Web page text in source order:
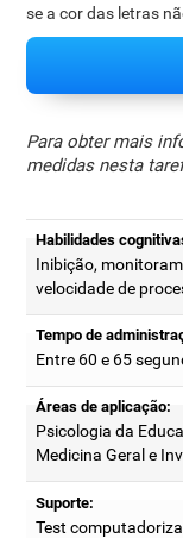
se a cor das letras
Para obter mais
medidas nesta
Habilidades
Inibição,
velocidade de
Tempo de
Entre 60 e 65
Áreas de aplicação:
Psicologia da
Medicina Geral e
Suporte:
Test